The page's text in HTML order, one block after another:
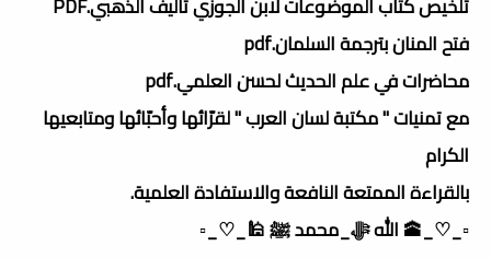
فتح المنان بترجمة السلمان.pdf
محاضرات في علم الحديث لحسن العلمي.pdf
مع تمنيات " مكتبة لسان العرب " لقرّائها وأحبّائها ومتابعيها
الكرام
بالقراءة الممتعة النافعة والاستفادة العلمية.
▫️_♡_🕋 الله ﷻ_محمد ﷺ 🕌_♡_▫️